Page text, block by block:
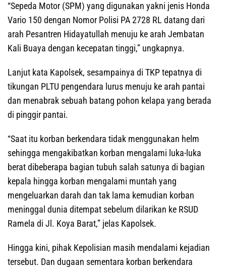
“Sepeda Motor (SPM) yang digunakan yakni jenis Honda
Vario 150 dengan Nomor Polisi PA 2728 RL datang dari
arah Pesantren Hidayatullah menuju ke arah Jembatan
Kali Buaya dengan kecepatan tinggi,” ungkapnya.
Lanjut kata Kapolsek, sesampainya di TKP tepatnya di
tikungan PLTU pengendara lurus menuju ke arah pantai
dan menabrak sebuah batang pohon kelapa yang berada
di pinggir pantai.
“Saat itu korban berkendara tidak menggunakan helm
sehingga mengakibatkan korban mengalami luka-luka
berat dibeberapa bagian tubuh salah satunya di bagian
kepala hingga korban mengalami muntah yang
mengeluarkan darah dan tak lama kemudian korban
meninggal dunia ditempat sebelum dilarikan ke RSUD
Ramela di Jl. Koya Barat,” jelas Kapolsek.
Hingga kini, pihak Kepolisian masih mendalami kejadian
tersebut. Dan dugaan sementara korban berkendara